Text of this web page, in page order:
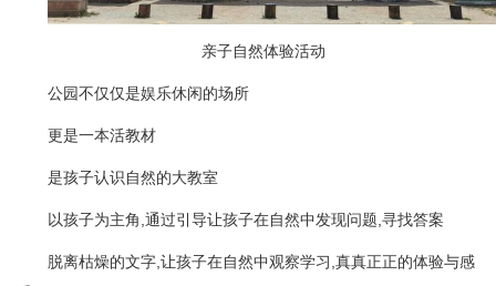
亲子自然体验活动
公园不仅仅是娱乐休闲的场所
更是一本活教材
是孩子认识自然的大教室
以孩子为主角,通过引导让孩子在自然中发现问题,寻找答案
脱离枯燥的文字,让孩子在自然中观察学习,真真正正的体验与感